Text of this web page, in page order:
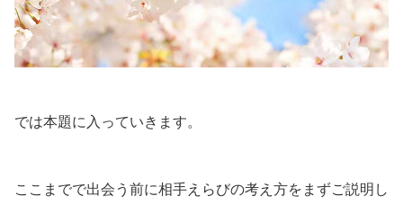
では本題に入っていきます。
ここまでで出会う前に相手えらびの考え方をまずご説明し